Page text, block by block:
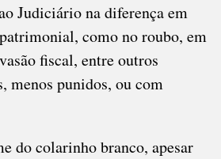
Judiciário na diferença em
como no roubo, em
fiscal, entre outros
menos punidos, ou com
do colarinho branco, apesar